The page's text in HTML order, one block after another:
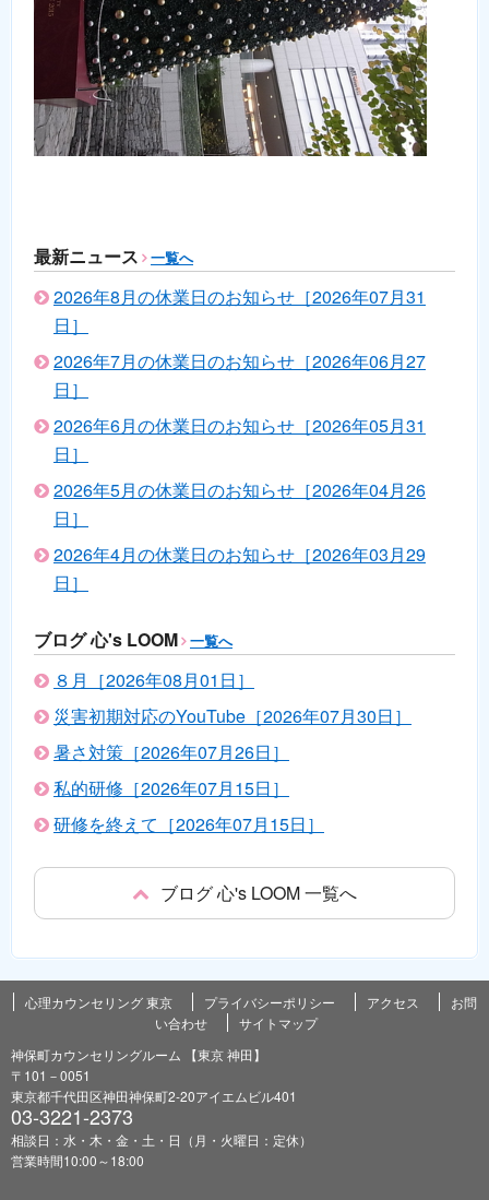
最新ニュース 一覧へ
2026年8月の休業日のお知らせ［2026年07月31
日］
2026年7月の休業日のお知らせ［2026年06月27
日］
2026年6月の休業日のお知らせ［2026年05月31
日］
2026年5月の休業日のお知らせ［2026年04月26
日］
2026年4月の休業日のお知らせ［2026年03月29
日］
ブログ 心's LOOM 一覧へ
８月［2026年08月01日］
災害初期対応のYouTube［2026年07月30日］
暑さ対策［2026年07月26日］
私的研修［2026年07月15日］
研修を終えて［2026年07月15日］
ブログ 心's LOOM 一覧へ
心理カウンセリング 東京 プライバシーポリシー アクセス
お問
い合わせ
サイトマップ
神保町カウンセリングルーム 【東京 神田】
〒101－0051
東京都千代田区神田神保町2-20アイエムビル401
03-3221-2373
相談日：水・木・金・土・日（月・火曜日：定休）
営業時間10:00～18:00